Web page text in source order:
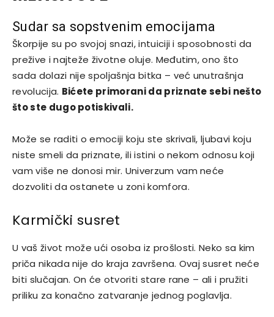
Sudar sa sopstvenim emocijama
Škorpije su po svojoj snazi, intuiciji i sposobnosti da
prežive i najteže životne oluje. Međutim, ono što
sada dolazi nije spoljašnja bitka – već unutrašnja
revolucija. Bićete primorani da priznate sebi nešto
što ste dugo potiskivali.
Može se raditi o emociji koju ste skrivali, ljubavi koju
niste smeli da priznate, ili istini o nekom odnosu koji
vam više ne donosi mir. Univerzum vam neće
dozvoliti da ostanete u zoni komfora.
Karmički susret
U vaš život može ući osoba iz prošlosti. Neko sa kim
priča nikada nije do kraja završena. Ovaj susret neće
biti slučajan. On će otvoriti stare rane – ali i pružiti
priliku za konačno zatvaranje jednog poglavlja.